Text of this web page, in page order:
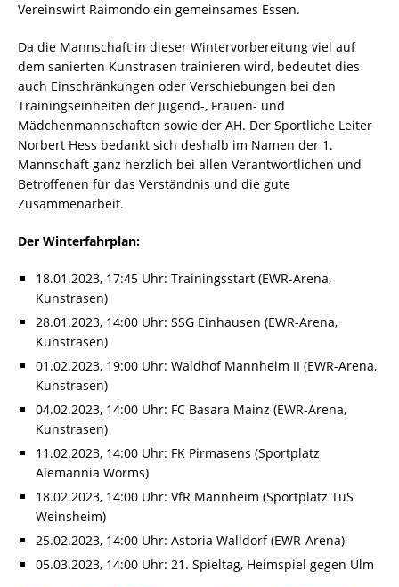
Vereinswirt Raimondo ein gemeinsames Essen.
Da die Mannschaft in dieser Wintervorbereitung viel auf
dem sanierten Kunstrasen trainieren wird, bedeutet dies
auch Einschränkungen oder Verschiebungen bei den
Trainingseinheiten der Jugend-, Frauen- und
Mädchenmannschaften sowie der AH. Der Sportliche Leiter
Norbert Hess bedankt sich deshalb im Namen der 1.
Mannschaft ganz herzlich bei allen Verantwortlichen und
Betroffenen für das Verständnis und die gute
Zusammenarbeit.
Der Winterfahrplan:
18.01.2023, 17:45 Uhr: Trainingsstart (EWR-Arena,
Kunstrasen)
28.01.2023, 14:00 Uhr: SSG Einhausen (EWR-Arena,
Kunstrasen)
01.02.2023, 19:00 Uhr: Waldhof Mannheim II (EWR-Arena,
Kunstrasen)
04.02.2023, 14:00 Uhr: FC Basara Mainz (EWR-Arena,
Kunstrasen)
11.02.2023, 14:00 Uhr: FK Pirmasens (Sportplatz
Alemannia Worms)
18.02.2023, 14:00 Uhr: VfR Mannheim (Sportplatz TuS
Weinsheim)
25.02.2023, 14:00 Uhr: Astoria Walldorf (EWR-Arena)
05.03.2023, 14:00 Uhr: 21. Spieltag, Heimspiel gegen Ulm